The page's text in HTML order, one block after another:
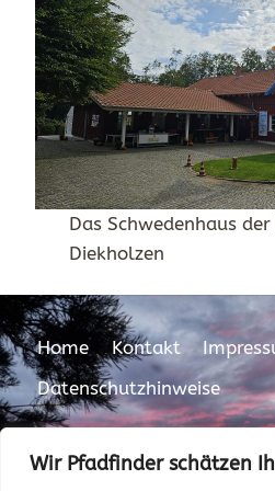
Wir Pfadfinder schätzen
Das Schwedenhaus der
Diekholzen
Home Kontakt
Datenschutzhinweise